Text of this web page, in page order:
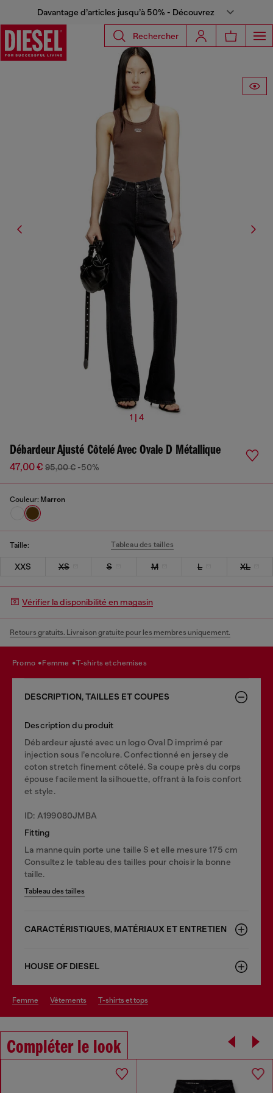
Davantage d’articles jusqu’à 50% - Découvrez
Rechercher
1 | 4
Débardeur Ajusté Côtelé Avec Ovale D Métallique
47,00 € 95,00 € -50%
Couleur: Marron
Taille: Tableau des tailles
XXS XS S M L XL
Vérifier la disponibilité en magasin
Retours gratuits. Livraison gratuite pour les membres uniquement.
promo femme t-shirts et chemises
DESCRIPTION, TAILLES ET COUPES
Description du produit
Débardeur ajusté avec un logo Oval D imprimé par
injection sous l’encolure. Confectionné en jersey de
coton stretch finement côtelé. Sa coupe près du corps
épouse facilement la silhouette, offrant à la fois confort
et style.
ID: A199080JMBA
Fitting
La mannequin porte une taille S et elle mesure 175 cm
Consultez le tableau des tailles pour choisir la bonne
taille.
Tableau des tailles
CARACTÉRISTIQUES, MATÉRIAUX ET ENTRETIEN
HOUSE OF DIESEL
femme vêtements t-shirts et tops
Compléter le look